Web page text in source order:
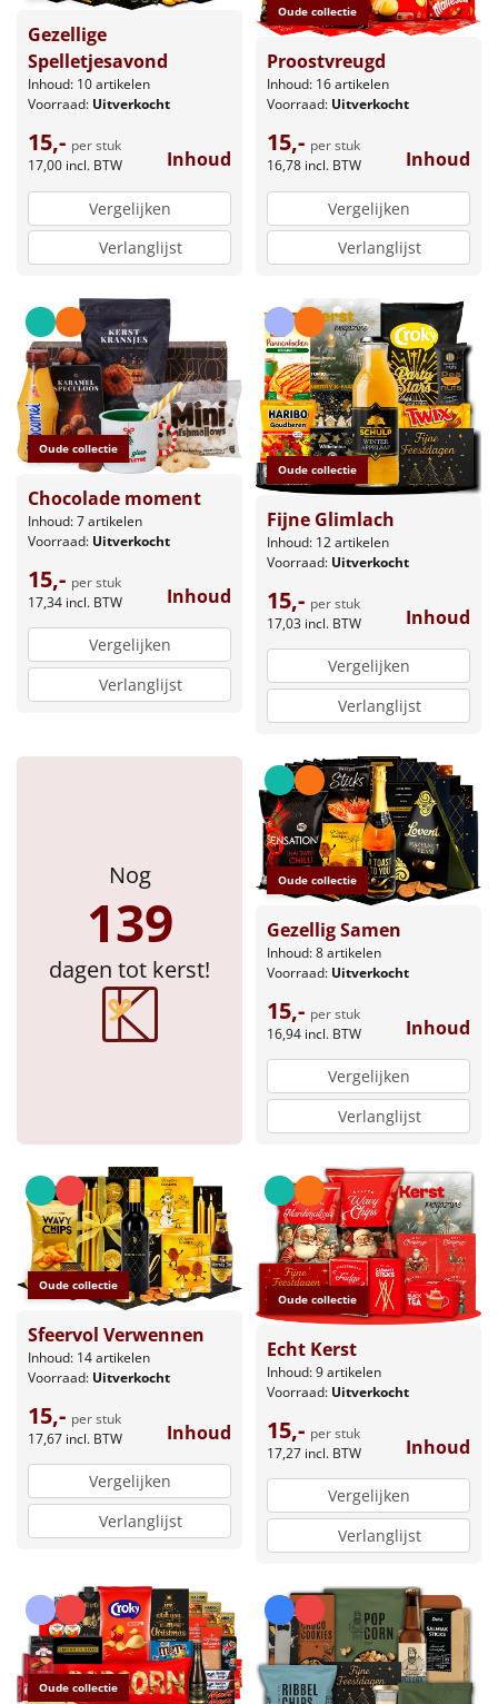
Gezellige
Spelletjesavond
Inhoud: 10 artikelen
Voorraad: Uitverkocht
15,- per stuk
17,00 incl. BTW Inhoud
Vergelijken
Verlanglijst
Oude collectie
Proostvreugd
Inhoud: 16 artikelen
Voorraad: Uitverkocht
15,- per stuk
16,78 incl. BTW Inhoud
Vergelijken
Verlanglijst
Oude collectie
Chocolade moment
Inhoud: 7 artikelen
Voorraad: Uitverkocht
15,- per stuk
17,34 incl. BTW Inhoud
Vergelijken
Verlanglijst
Oude collectie
Fijne Glimlach
Inhoud: 12 artikelen
Voorraad: Uitverkocht
15,- per stuk
17,03 incl. BTW Inhoud
Vergelijken
Verlanglijst
Nog
139
dagen tot kerst!
Oude collectie
Gezellig Samen
Inhoud: 8 artikelen
Voorraad: Uitverkocht
15,- per stuk
16,94 incl. BTW Inhoud
Vergelijken
Verlanglijst
Oude collectie
Sfeervol Verwennen
Inhoud: 14 artikelen
Voorraad: Uitverkocht
15,- per stuk
17,67 incl. BTW Inhoud
Vergelijken
Verlanglijst
Oude collectie
Echt Kerst
Inhoud: 9 artikelen
Voorraad: Uitverkocht
15,- per stuk
17,27 incl. BTW Inhoud
Vergelijken
Verlanglijst
Oude collectie